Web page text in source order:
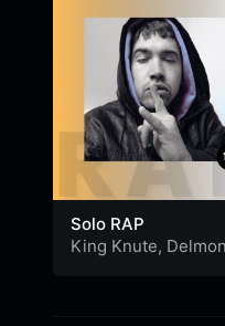
Solo RAP
King Knute,